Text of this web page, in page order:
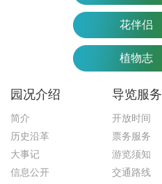
花伴侣
植物志
园况介绍
简介
历史沿革
大事记
信息公开
导览服务
开放时间
票务服务
游览须知
交通路线